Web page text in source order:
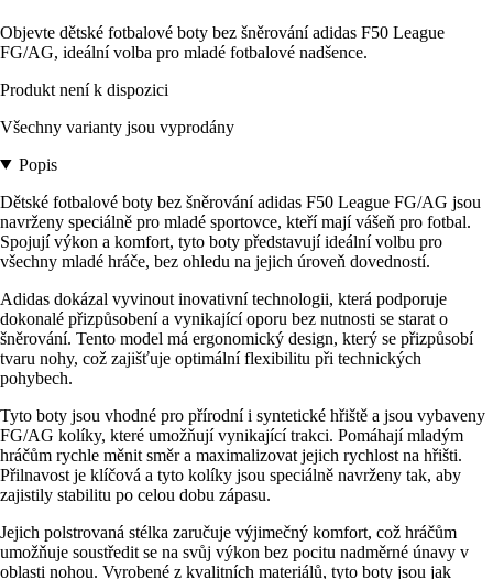
Objevte dětské fotbalové boty bez šněrování adidas F50 League
FG/AG, ideální volba pro mladé fotbalové nadšence.
Produkt není k dispozici
Všechny varianty jsou vyprodány
Popis
Dětské fotbalové boty bez šněrování adidas F50 League FG/AG jsou
navrženy speciálně pro mladé sportovce, kteří mají vášeň pro fotbal.
Spojují výkon a komfort, tyto boty představují ideální volbu pro
všechny mladé hráče, bez ohledu na jejich úroveň dovedností.
Adidas dokázal vyvinout inovativní technologii, která podporuje
dokonalé přizpůsobení a vynikající oporu bez nutnosti se starat o
šněrování. Tento model má ergonomický design, který se přizpůsobí
tvaru nohy, což zajišťuje optimální flexibilitu při technických
pohybech.
Tyto boty jsou vhodné pro přírodní i syntetické hřiště a jsou vybaveny
FG/AG kolíky, které umožňují vynikající trakci. Pomáhají mladým
hráčům rychle měnit směr a maximalizovat jejich rychlost na hřišti.
Přilnavost je klíčová a tyto kolíky jsou speciálně navrženy tak, aby
zajistily stabilitu po celou dobu zápasu.
Jejich polstrovaná stélka zaručuje výjimečný komfort, což hráčům
umožňuje soustředit se na svůj výkon bez pocitu nadměrné únavy v
oblasti nohou. Vyrobené z kvalitních materiálů, tyto boty jsou jak